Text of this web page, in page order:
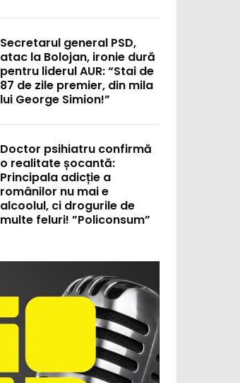
Secretarul general PSD,
atac la Bolojan, ironie dură
pentru liderul AUR: “Stai de
87 de zile premier, din mila
lui George Simion!”
Doctor psihiatru confirmă
o realitate șocantă:
Principala adicție a
românilor nu mai e
alcoolul, ci drogurile de
multe feluri! ”Policonsum”